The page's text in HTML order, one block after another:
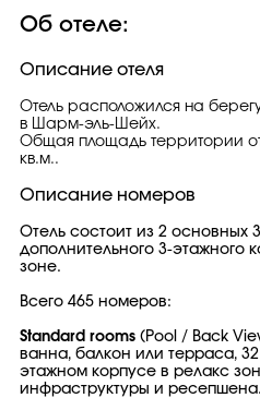
Об отеле:
Описание отеля
Отель расположился на
в Шарм-эль-Шейх.
Общая площадь территории
кв.м..
Описание номеров
Отель состоит из 2 основных
дополнительного 3-этажного
зоне.
Всего 465 номеров:
Standard rooms (Pool / Back
ванна, балкон или терраса,
этажном корпусе в релакс
инфраструктуры и ресепшена.